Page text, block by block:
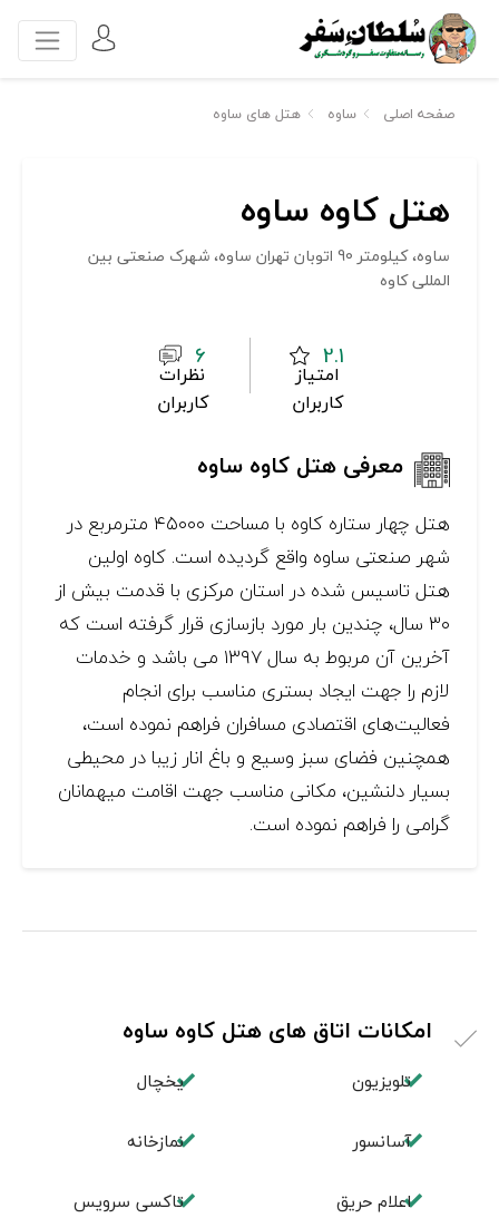
صفحه اصلی ساوه هتل های ساوه
هتل کاوه ساوه
ساوه، کیلومتر 90 اتوبان تهران ساوه، شهرک صنعتی بین
المللی کاوه
2.1
امتیاز
کاربران
6
نظرات
کاربران
معرفی هتل کاوه ساوه
هتل چهار ستاره کاوه با مساحت ۴۵۰۰۰ مترمربع در
شهر صنعتی ساوه واقع گردیده است. کاوه اولین
هتل تاسیس شده در استان مرکزی با قدمت بیش از
۳۰ سال، چندین بار مورد بازسازی قرار گرفته است که
آخرین آن مربوط به سال ۱۳۹۷ می باشد و خدمات
لازم را جهت ایجاد بستری مناسب برای انجام
فعالیت‌های اقتصادی مسافران فراهم نموده است،
همچنین فضای سبز وسیع و باغ انار زیبا در محیطی
بسیار دلنشین، مکانی مناسب جهت اقامت میهمانان
گرامی را فراهم نموده است.
امکانات اتاق های هتل کاوه ساوه
تلویزیون یخچال
آسانسور نمازخانه
اعلام حریق تاکسی سرویس